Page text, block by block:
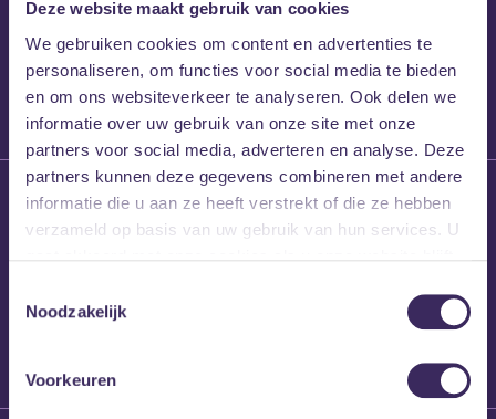
Deze website maakt gebruik van cookies
We gebruiken cookies om content en advertenties te
personaliseren, om functies voor social media te bieden
en om ons websiteverkeer te analyseren. Ook delen we
informatie over uw gebruik van onze site met onze
partners voor social media, adverteren en analyse. Deze
partners kunnen deze gegevens combineren met andere
informatie die u aan ze heeft verstrekt of die ze hebben
verzameld op basis van uw gebruik van hun services. U
Noodzakelijk
Voorkeuren
Sound of Europe
en MEZZ slaan
handen ineen
31 maart 2026
Laatste maten